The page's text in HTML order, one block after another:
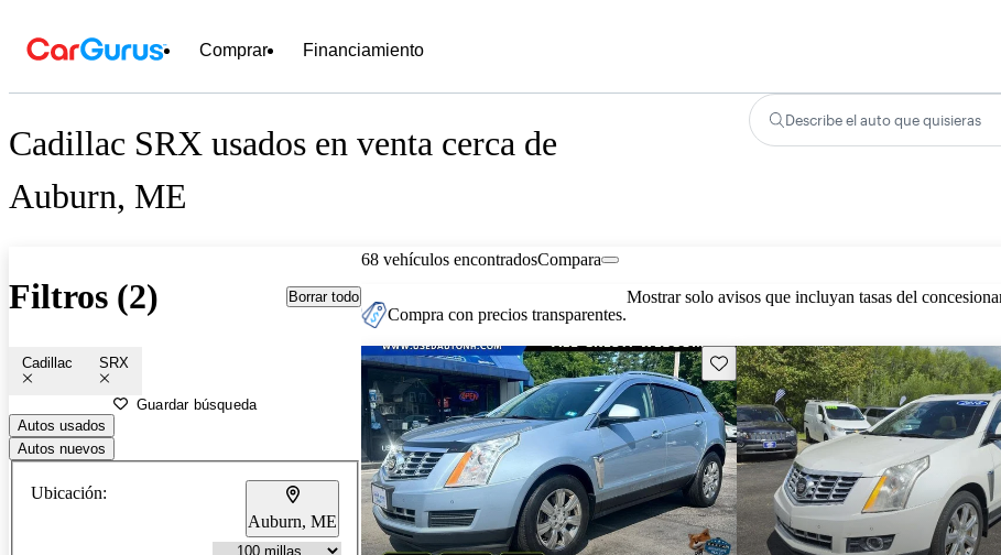
Comprar Financiamiento
Cadillac SRX usados en venta cerca de
Auburn, ME
Describe el auto que quisieras
Filtros (2) Borrar todo
Cadillac SRX
Guardar búsqueda
Autos usados
Autos nuevos
Ubicación:
Auburn, ME
68 vehículos encontradosCompara
Compra con precios transparentes.
Mostrar solo avisos que incluyan tasas del
Guarda este Aviso